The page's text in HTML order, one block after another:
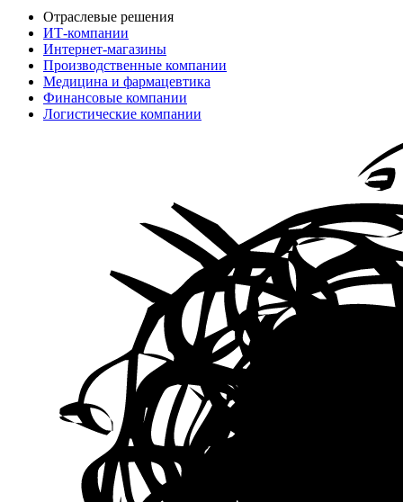
Отраслевые решения
ИТ-компании
Интернет-магазины
Производственные компании
Медицина и фармацевтика
Финансовые компании
Логистические компании